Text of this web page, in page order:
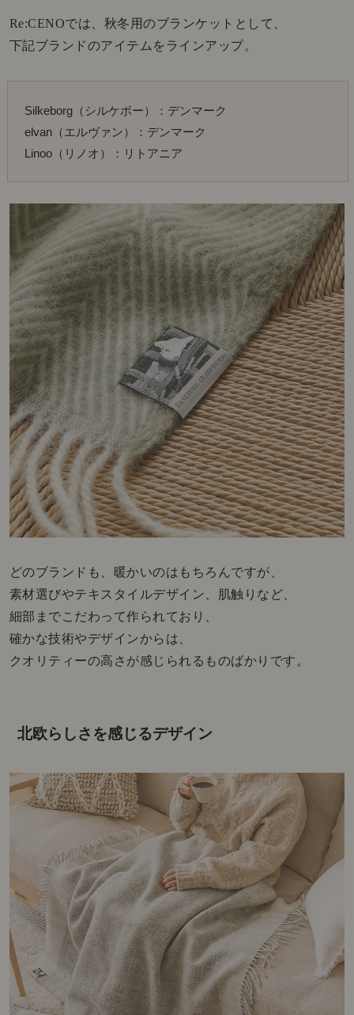
Re:CENOでは、秋冬用のブランケットとして、
下記ブランドのアイテムをラインアップ。
Silkeborg（シルケボー）：デンマーク
elvan（エルヴァン）：デンマーク
Linoo（リノオ）：リトアニア
どのブランドも、暖かいのはもちろんですが、
素材選びやテキスタイルデザイン、肌触りなど、
細部までこだわって作られており、
確かな技術やデザインからは、
クオリティーの高さが感じられるものばかりです。
北欧らしさを感じるデザイン